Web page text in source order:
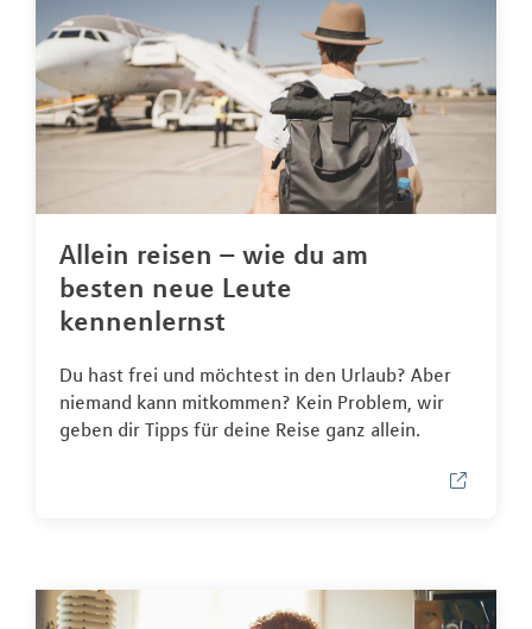
Allein reisen – wie du am
besten neue Leute
kennenlernst
Du hast frei und möchtest in den Urlaub? Aber
niemand kann mitkommen? Kein Problem, wir
geben dir Tipps für deine Reise ganz allein.